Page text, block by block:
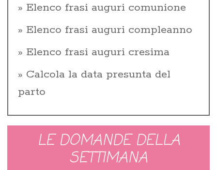
Elenco frasi auguri comunione
Elenco frasi auguri compleanno
Elenco frasi auguri cresima
Calcola la data presunta del
parto
LE DOMANDE DELLA
SETTIMANA